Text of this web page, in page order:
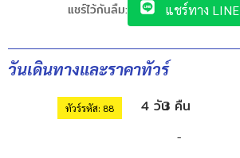
แชร์ไว้กันลืม: แชร์ทาง LINE
วันเดินทางและราคาทัวร์
ทัวร์รหัส: 88 4 วัน3 คืน
-